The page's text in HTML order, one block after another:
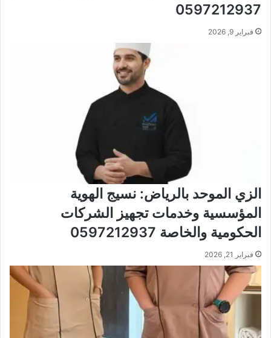
0597212937
فبراير 9, 2026
الزي الموحد بالرياض: نسيج الهوية
المؤسسية وخدمات تجهيز الشركات
الحكومية والخاصة 0597212937
فبراير 21, 2026